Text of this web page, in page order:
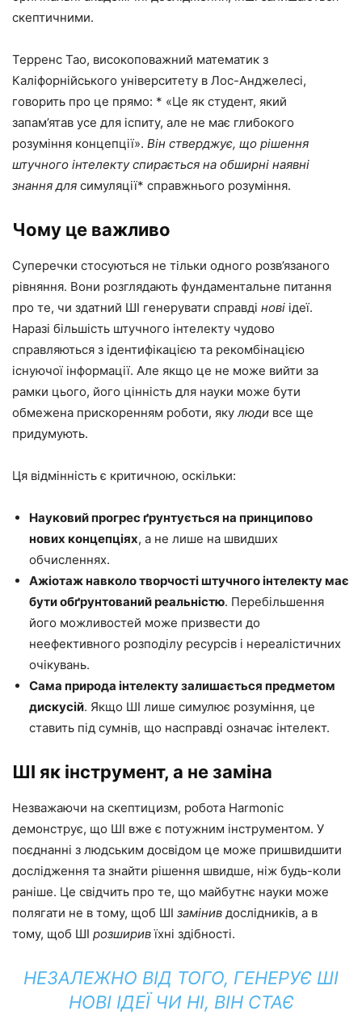
скептичними.
Терренс Тао, високоповажний математик з
Каліфорнійського університету в Лос-Анджелесі,
говорить про це прямо: * «Це як студент, який
запам’ятав усе для іспиту, але не має глибокого
розуміння концепції». Він стверджує, що рішення
штучного інтелекту спирається на обширні наявні
знання для симуляції* справжнього розуміння.
Чому це важливо
Суперечки стосуються не тільки одного розв’язаного
рівняння. Вони розглядають фундаментальне питання
про те, чи здатний ШІ генерувати справді нові ідеї.
Наразі більшість штучного інтелекту чудово
справляються з ідентифікацією та рекомбінацією
існуючої інформації. Але якщо це не може вийти за
рамки цього, його цінність для науки може бути
обмежена прискоренням роботи, якулюди все ще
придумують.
Ця відмінність є критичною, оскільки:
Науковий прогрес ґрунтується на принципово
нових концепціях, а не лише на швидших
обчисленнях.
Ажіотаж навколо творчості штучного інтелекту має
бути обґрунтований реальністю. Перебільшення
його можливостей може призвести до
неефективного розподілу ресурсів і нереалістичних
очікувань.
Сама природа інтелекту залишається предметом
дискусій. Якщо ШІ лише симулює розуміння, це
ставить під сумнів, що насправді означає інтелект.
ШІ як інструмент, а не заміна
Незважаючи на скептицизм, робота Harmonic
демонструє, що ШІ вже є потужним інструментом. У
поєднанні з людським досвідом це може пришвидшити
дослідження та знайти рішення швидше, ніж будь-коли
раніше. Це свідчить про те, що майбутнє науки може
полягати не в тому, щоб ШІ замінив дослідників, а в
тому, щоб ШІ розширивїхні здібності.
НЕЗАЛЕЖНО ВІД ТОГО, ГЕНЕРУЄ ШІ
НОВІ ІДЕЇ ЧИ НІ, ВІН СТАЄ